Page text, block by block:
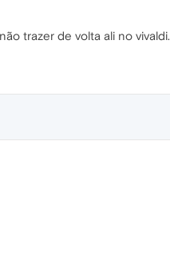
trazer de volta ali no vivaldi.